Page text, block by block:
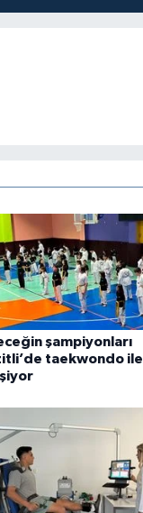
şampiyonları
taekwondo ile